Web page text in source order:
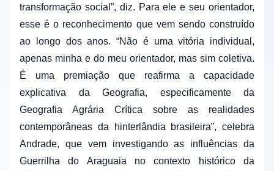
transformação social”, diz. Para ele e seu orientador,
esse é o reconhecimento que vem sendo construído
ao longo dos anos. “Não é uma vitória individual,
apenas minha e do meu orientador, mas sim coletiva.
É uma premiação que reafirma a capacidade
explicativa da Geografia, especificamente da
Geografia Agrária Crítica sobre as realidades
contemporâneas da hinterlândia brasileira”, celebra
Andrade, que vem investigando as influências da
Guerrilha do Araguaia no contexto histórico da